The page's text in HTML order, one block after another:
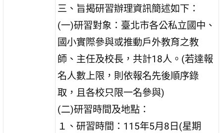
三、旨揭研習辦理資訊簡述如下：
(一)研習對象：臺北市各公私立國中、
國小實際參與或推動戶外教育之教
師、主任及校長，共計18人。(若達報
名人數上限，則依報名先後順序錄
取，且各校只限一名參與)
(二)研習時間及地點：
１、研習時間：115年5月8日(星期